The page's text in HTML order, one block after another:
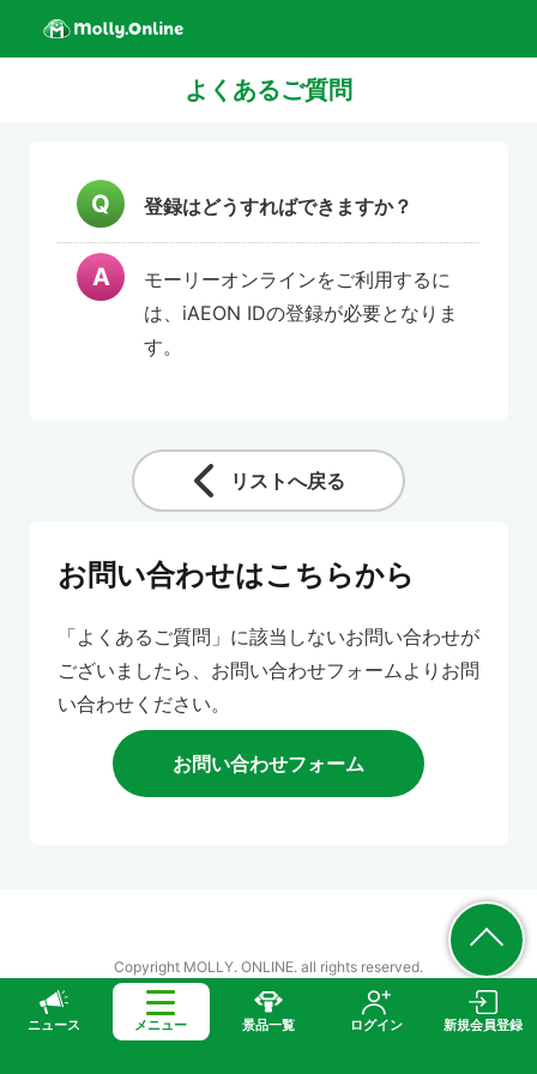
ニュース メニュー 景品一覧 ログイン 新規会員登録
よくあるご質問
登録はどうすればできますか？
モーリーオンラインをご利用するに
は、iAEON IDの登録が必要となりま
す。
リストへ戻る
お問い合わせはこちらから
「よくあるご質問」に該当しないお問い合わせが
ございましたら、お問い合わせフォームよりお問
い合わせください。
お問い合わせフォーム
Copyright MOLLY. ONLINE. all rights reserved.